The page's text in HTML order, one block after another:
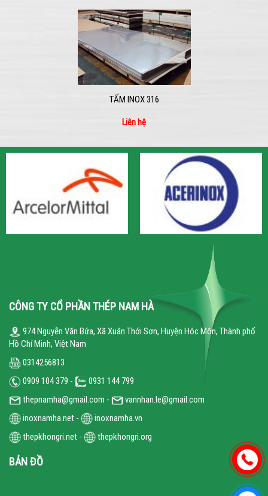
TẤM INOX 316
Liên hệ
CÔNG TY CỔ PHẦN THÉP NAM HÀ
974 Nguyễn Văn Bứa, Xã Xuân Thới Sơn, Huyện Hóc Môn, Thành phố
Hồ Chí Minh, Việt Nam
0314256813
0909 104 379 -
0931 144 799
thepnamha@gmail.com -
vannhan.le@gmail.com
inoxnamha.net -
inoxnamha.vn
thepkhongri.net - thepkhongri.org
BẢN ĐỒ